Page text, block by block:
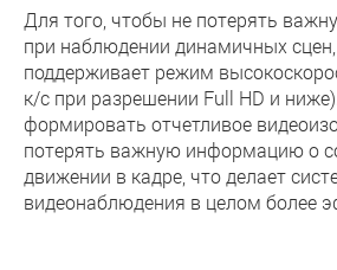
Для того, чтобы не потерять
при наблюдении динамичных
поддерживает режим
к/с при разрешении Full HD и
формировать отчетливое
потерять важную информацию о
движении в кадре, что делает
видеонаблюдения в целом более